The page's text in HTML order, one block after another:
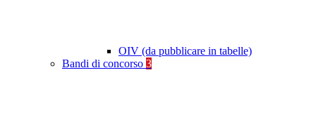
OIV (da pubblicare in tabelle)
Bandi di concorso 3